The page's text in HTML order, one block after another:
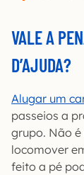
VALE A
D’AJUDA?
Alugar um
passeios a
grupo. Não
locomover
feito a pé